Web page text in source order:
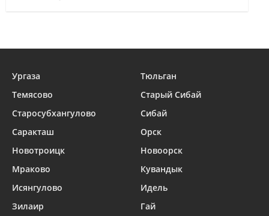
Ургаза
Тюльган
Темясово
Старый Сибай
Старосубхангулово
Сибай
Саракташ
Орск
Новотроицк
Новоорск
Мраково
Кувандык
Исянгулово
Идель
Зилаир
Гай